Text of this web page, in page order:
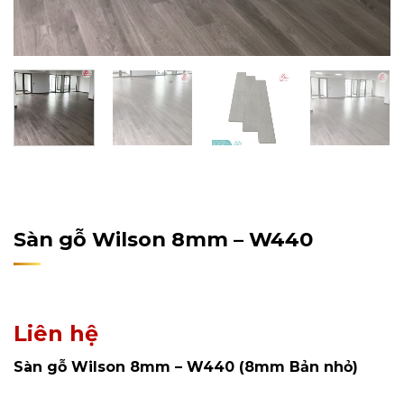
Sàn gỗ Wilson 8mm – W440
Liên hệ
Sàn gỗ Wilson 8mm – W440 (8mm Bản nhỏ)